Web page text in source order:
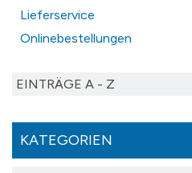
Lieferservice
Onlinebestellungen
EINTRÄGE A - Z
KATEGORIEN